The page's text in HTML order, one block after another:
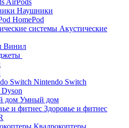
AirPods
Наушники
HomePod
Акустические
Винил
Nintendo Switch
Dyson
Умный дом
Здоровье и фитнес
Квадрокоптеры